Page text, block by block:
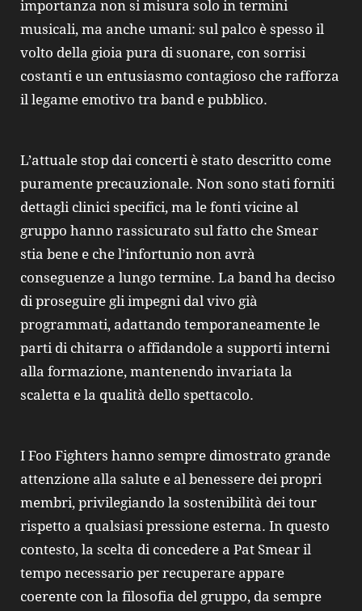
importanza non si misura solo in termini
musicali, ma anche umani: sul palco è spesso il
volto della gioia pura di suonare, con sorrisi
costanti e un entusiasmo contagioso che rafforza
il legame emotivo tra band e pubblico.
L’attuale stop dai concerti è stato descritto come
puramente precauzionale. Non sono stati forniti
dettagli clinici specifici, ma le fonti vicine al
gruppo hanno rassicurato sul fatto che Smear
stia bene e che l’infortunio non avrà
conseguenze a lungo termine. La band ha deciso
di proseguire gli impegni dal vivo già
programmati, adattando temporaneamente le
parti di chitarra o affidandole a supporti interni
alla formazione, mantenendo invariata la
scaletta e la qualità dello spettacolo.
I Foo Fighters hanno sempre dimostrato grande
attenzione alla salute e al benessere dei propri
membri, privilegiando la sostenibilità dei tour
rispetto a qualsiasi pressione esterna. In questo
contesto, la scelta di concedere a Pat Smear il
tempo necessario per recuperare appare
coerente con la filosofia del gruppo, da sempre